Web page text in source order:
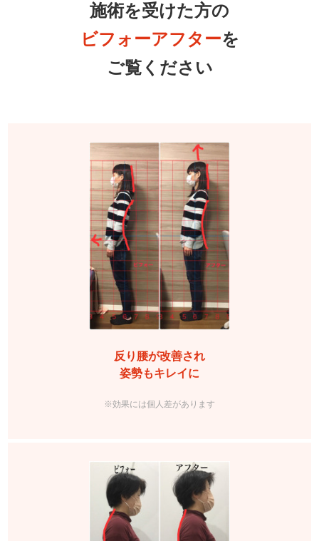
施術を受けた方の
ビフォーアフターを
ご覧ください
反り腰が改善され
姿勢もキレイに
※効果には個人差があります